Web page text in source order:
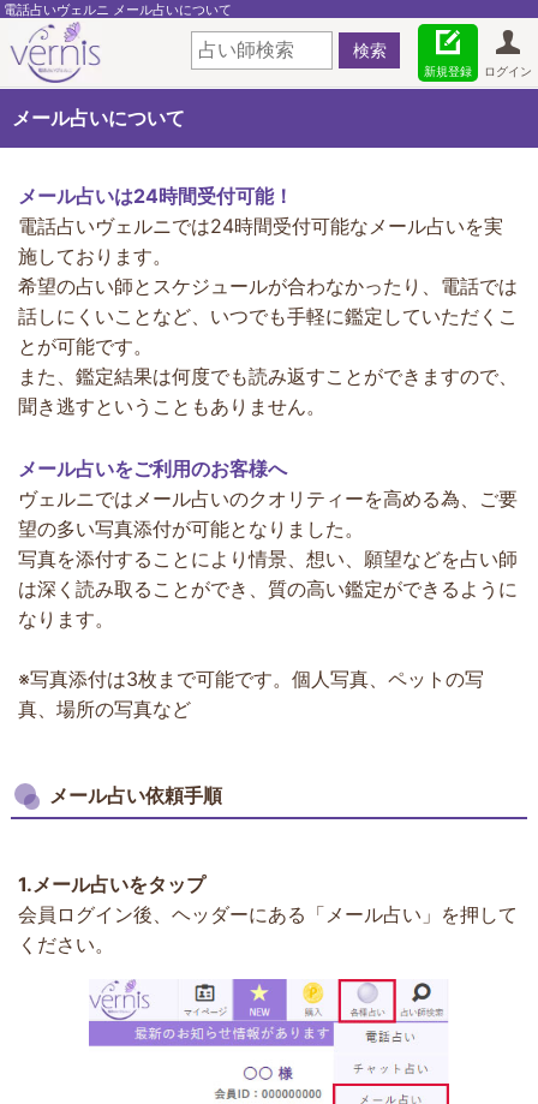
電話占いヴェルニ メール占いについて
ログイン
新規登録
メール占いについて
メール占いは24時間受付可能！
電話占いヴェルニでは24時間受付可能なメール占いを実
施しております。
希望の占い師とスケジュールが合わなかったり、電話では
話しにくいことなど、いつでも手軽に鑑定していただくこ
とが可能です。
また、鑑定結果は何度でも読み返すことができますので、
聞き逃すということもありません。
メール占いをご利用のお客様へ
ヴェルニではメール占いのクオリティーを高める為、ご要
望の多い写真添付が可能となりました。
写真を添付することにより情景、想い、願望などを占い師
は深く読み取ることができ、質の高い鑑定ができるように
なります。
※写真添付は3枚まで可能です。個人写真、ペットの写
真、場所の写真など
メール占い依頼手順
1.メール占いをタップ
会員ログイン後、ヘッダーにある「メール占い」を押して
ください。